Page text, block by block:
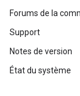
Forums de la
Support
Notes de version
État du système